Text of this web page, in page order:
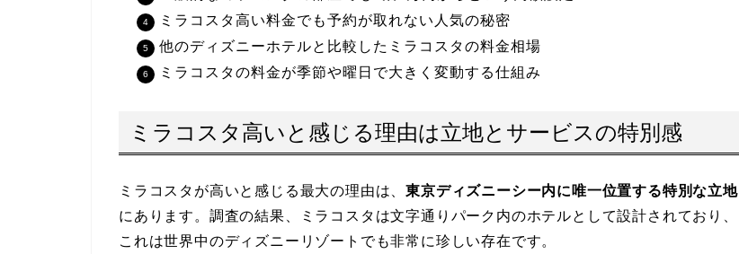
ミラコスタ高い料金でも予約が取れない人気の秘密
他のディズニーホテルと比較したミラコスタの料金相場
ミラコスタの料金が季節や曜日で大きく変動する仕組み
ミラコスタ高いと感じる理由は立地とサービスの特別感
ミラコスタが高いと感じる最大の理由は、東京ディズニーシー内に唯一位置する特別な立地
にあります。調査の結果、ミラコスタは文字通りパーク内のホテルとして設計されており、
これは世界中のディズニーリゾートでも非常に珍しい存在です。